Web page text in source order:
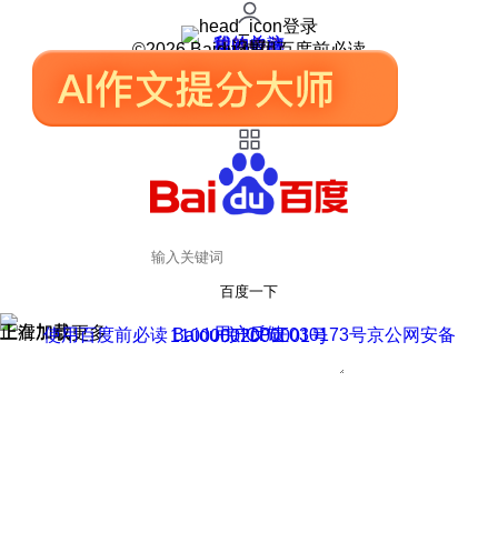
登录
我的关注
我的收藏
皮肤中心
用户反馈
设置
©2026 Baidu 使用百度前必读
百度一下
正在加载
上滑加载更多 用户反馈
使用百度前必读 Baidu 京ICP证030173号
京公网安备11000002000001号